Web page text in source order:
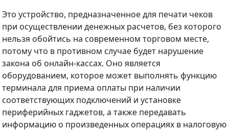
Это устройство, предназначенное для печати чеков
при осуществлении денежных расчетов, без которого
нельзя обойтись на современном торговом месте,
потому что в противном случае будет нарушение
закона об онлайн-кассах. Оно является
оборудованием, которое может выполнять функцию
терминала для приема оплаты при наличии
соответствующих подключений и установке
периферийных гаджетов, а также передавать
информацию о произведенных операциях в налоговую